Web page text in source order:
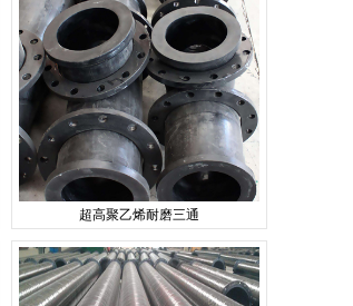
超高聚乙烯耐磨三通